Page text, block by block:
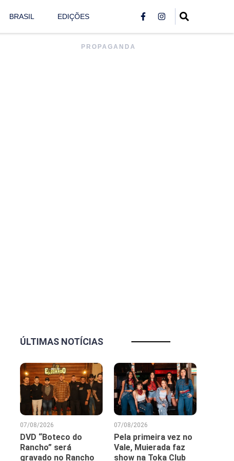
BRASIL EDIÇÕES
PROPAGANDA
ÚLTIMAS NOTÍCIAS
07/08/2026
DVD “Boteco do
Rancho” será
gravado no Rancho
07/08/2026
Pela primeira vez no
Vale, Muierada faz
show na Toka Club